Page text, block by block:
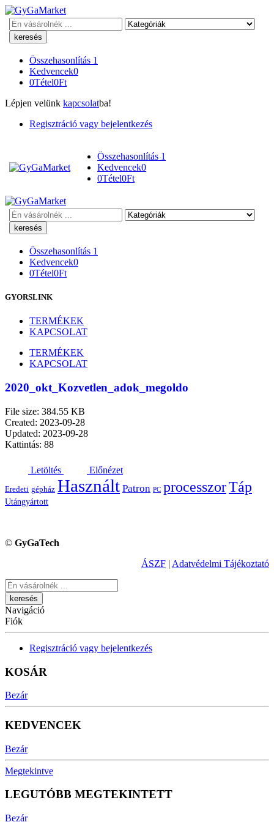
Keresés
Összehasonlítás 1
Kedvencek0
0Tétel0Ft
Lépjen velünk kapcsolatba!
Regisztráció vagy bejelentkezés
Összehasonlítás 1
Kedvencek0
0Tétel0Ft
Keresés
Összehasonlítás 1
Kedvencek0
0Tétel0Ft
GYORSLINK
TERMÉKEK
KAPCSOLAT
TERMÉKEK
KAPCSOLAT
2020_okt_Kozvetlen_adok_megoldo
File size: 384.55 KB
Created: 2023-09-28
Updated: 2023-09-28
Kattintás: 88
Letöltés Előnézet
Eredeti gépház Használt Patron PC processzorTáp
Utángyártott
© GyGaTech
ÁSZF | Adatvédelmi Tájékoztató
Keresés
Navigáció
Fiók
Regisztráció vagy bejelentkezés
KOSÁR
Bezár
KEDVENCEK
Bezár
Megtekintve
LEGUTÓBB MEGTEKINTETT
Bezár